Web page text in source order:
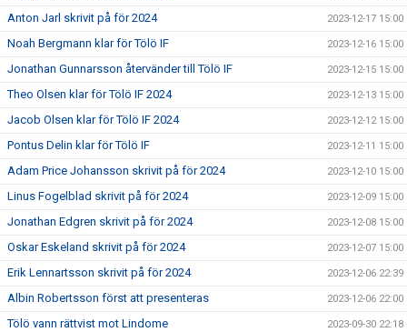
Anton Jarl skrivit på för 2024 2023-12-17 15:00
Noah Bergmann klar för Tölö IF 2023-12-16 15:00
Jonathan Gunnarsson återvänder till Tölö IF 2023-12-15 15:00
Theo Olsen klar för Tölö IF 2024 2023-12-13 15:00
Jacob Olsen klar för Tölö IF 2024 2023-12-12 15:00
Pontus Delin klar för Tölö IF 2023-12-11 15:00
Adam Price Johansson skrivit på för 2024 2023-12-10 15:00
Linus Fogelblad skrivit på för 2024 2023-12-09 15:00
Jonathan Edgren skrivit på för 2024 2023-12-08 15:00
Oskar Eskeland skrivit på för 2024 2023-12-07 15:00
Erik Lennartsson skrivit på för 2024 2023-12-06 22:39
Albin Robertsson först att presenteras 2023-12-06 22:00
Tölö vann rättvist mot Lindome 2023-09-30 22:18